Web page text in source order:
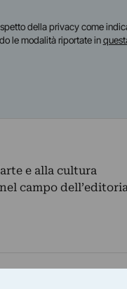
della privacy come
le modalità riportate in
e alla cultura
campo